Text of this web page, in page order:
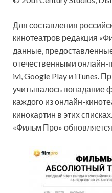
Для составления
кинотеатров редакция
данные,
отечественными
ivi, Google Play и iTunes.
учитывалось попадание
каждого из онлайн-
кинокартин в этих
«Фильм Про»